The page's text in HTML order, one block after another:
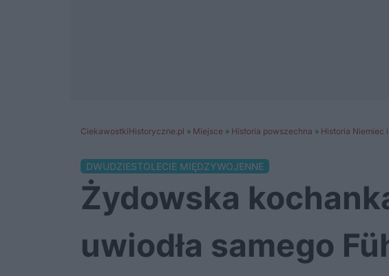
CiekawostkiHistoryczne.pl » Miejsce » Historia powszechna » Historia Niemiec
DWUDZIESTOLECIE MIĘDZYWOJENNE
Żydowska
uwiodła samego